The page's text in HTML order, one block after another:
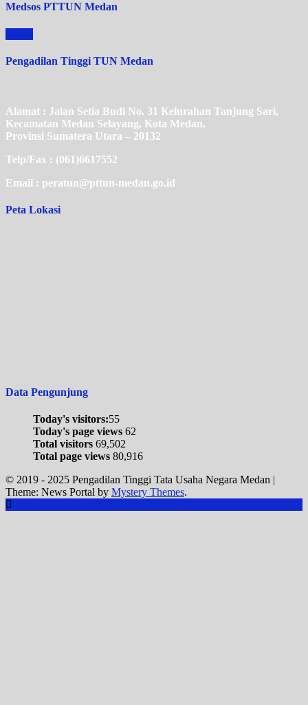
Medsos PTTUN Medan
Pengadilan Tinggi TUN Medan
Alamat : Jalan Setia Budi No. 31 Kelurahan Tanjung Sari,
Kecamatan Medan Selayang, Kota Medan,
Provinsi Sumatera Utara – 20132
Telp/Fax : (061)6617552
Email : peratun@pttun-medan.go.id
Peta Lokasi
Data Pengunjung
Today's visitors:55
Today's page views 62
Total visitors 69,502
Total page views 80,916
© 2019 - 2025 Pengadilan Tinggi Tata Usaha Negara Medan |
Theme: News Portal by Mystery Themes.